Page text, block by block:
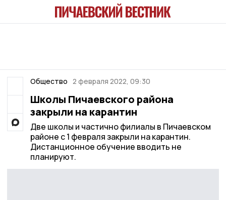
Общество 2 февраля 2022, 09:30
Школы Пичаевского района
закрыли на карантин
Две школы и частично филиалы в Пичаевском
районе c 1 февраля закрыли на карантин.
Дистанционное обучение вводить не
планируют.